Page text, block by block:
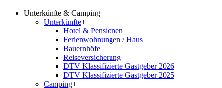
Unterkünfte & Camping
Unterkünfte+
Hotel & Pensionen
Ferienwohnungen / Haus
Bauernhöfe
Reiseversicherung
DTV Klassifizierte Gastgeber 2026
DTV Klassifizierte Gastgeber 2025
Camping+